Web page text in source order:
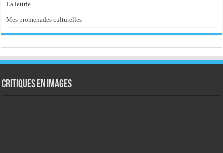
La lettrie
Mes promenades culturelles
Critiques en images